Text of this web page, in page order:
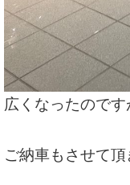
広くなったので
ご納車もさせて頂